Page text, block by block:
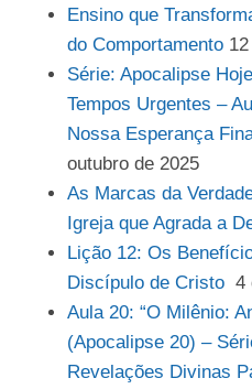
Ensino que
do Comportamento
Série: Apocalipse
Tempos Urgentes –
Nossa Esperança
outubro de 2025
As Marcas da
Igreja que Agrada a
Lição 12: Os
Discípulo de Cristo 4
Aula 20: “O Milênio:
(Apocalipse 20) –
Revelações Divinas